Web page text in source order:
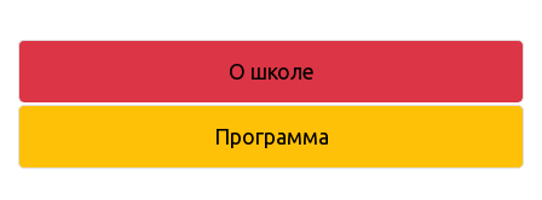
О школе
Программа